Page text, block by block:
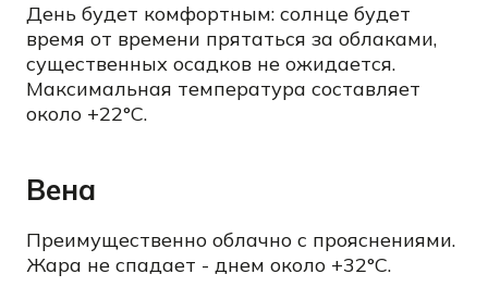
День будет комфортным: солнце будет
время от времени прятаться за облаками,
существенных осадков не ожидается.
Максимальная температура составляет
около +22°C.
Вена
Преимущественно облачно с прояснениями.
Жара не спадает - днем около +32°C.